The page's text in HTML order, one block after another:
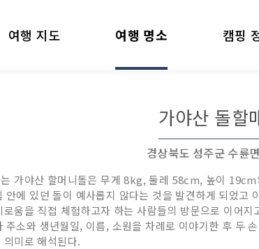
여행 지도 여행 명소 캠핑
가야산 돌할
경상북도 성주군 수륜
가야산 할머니돌은 무게 8kg, 둘레 58cm, 높이
안에 있던 돌이 예사롭지 않다는 것을 발견하게 되었
움을 직접 체험하고자 하는 사람들의 방문으로 이어
주소와 생년월일, 이름, 소원을 차례로 이야기한 후 두
미로 해석된다.